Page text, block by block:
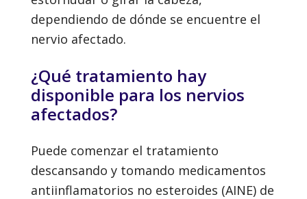
dependiendo de dónde se encuentre el
nervio afectado.
¿Qué tratamiento hay
disponible para los nervios
afectados?
Puede comenzar el tratamiento
descansando y tomando medicamentos
antiinflamatorios no esteroides (AINE) de